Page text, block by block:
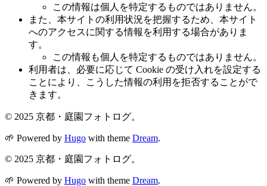
この情報は個人を特定するものではありません。
また、本サイトの利用状況を把握するため、本サイト
へのアクセスに関する情報を利用する場合がありま
す。
この情報も個人を特定するものではありません。
利用者は、必要に応じて Cookie の受け入れを設定する
ことにより、こうした情報の利用を拒否することがで
きます。
© 2025 京都・庭園フォトログ。
🌱 Powered by Hugo with theme Dream.
© 2025 京都・庭園フォトログ。
🌱 Powered by Hugo with theme Dream.